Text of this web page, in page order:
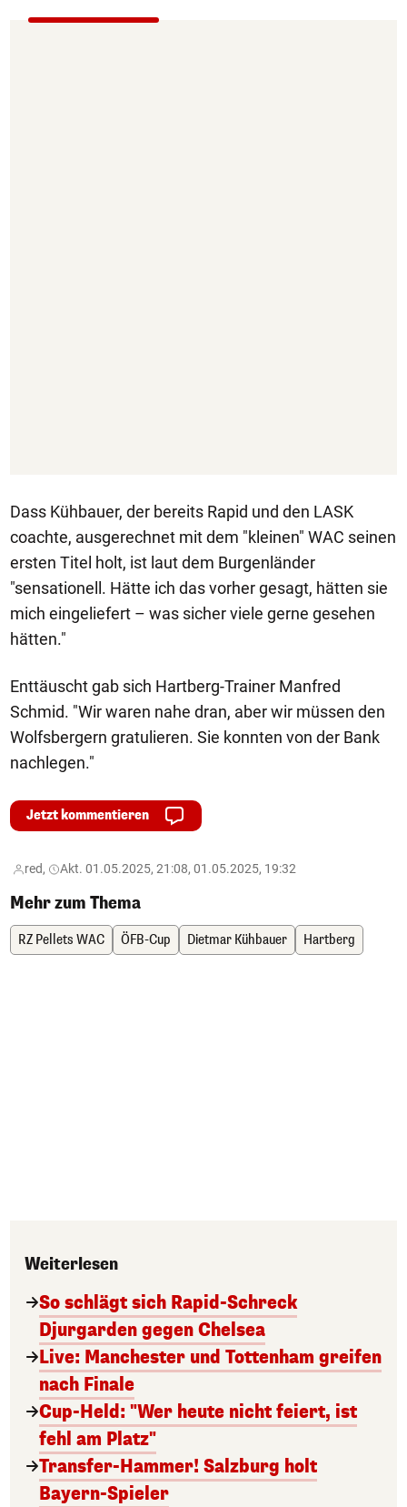
Dass Kühbauer, der bereits Rapid und den LASK
coachte, ausgerechnet mit dem "kleinen" WAC seinen
ersten Titel holt, ist laut dem Burgenländer
"sensationell. Hätte ich das vorher gesagt, hätten sie
mich eingeliefert – was sicher viele gerne gesehen
hätten."
Enttäuscht gab sich Hartberg-Trainer Manfred
Schmid. "Wir waren nahe dran, aber wir müssen den
Wolfsbergern gratulieren. Sie konnten von der Bank
nachlegen."
Jetzt kommentieren
red, Akt. 01.05.2025, 21:08, 01.05.2025, 19:32
Mehr zum Thema
RZ Pellets WAC ÖFB-Cup Dietmar Kühbauer Hartberg
Weiterlesen
So schlägt sich Rapid-Schreck
Djurgarden gegen Chelsea
Live: Manchester und Tottenham greifen
nach Finale
Cup-Held: "Wer heute nicht feiert, ist
fehl am Platz"
Transfer-Hammer! Salzburg holt
Bayern-Spieler